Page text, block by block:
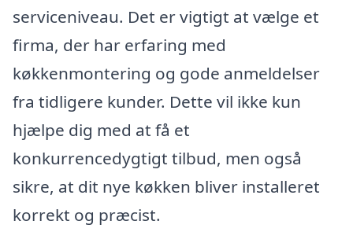
serviceniveau. Det er vigtigt at vælge et
firma, der har erfaring med
køkkenmontering og gode anmeldelser
fra tidligere kunder. Dette vil ikke kun
hjælpe dig med at få et
konkurrencedygtigt tilbud, men også
sikre, at dit nye køkken bliver installeret
korrekt og præcist.